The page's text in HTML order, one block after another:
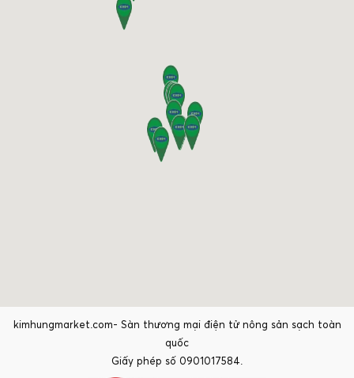
kimhungmarket.com- Sàn thương mại điện tử nông sản sạch toàn
quốc
Giấy phép số 0901017584.